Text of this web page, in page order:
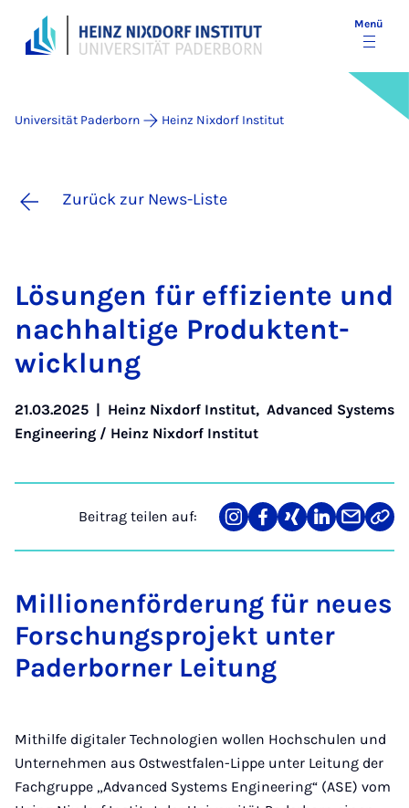
Menü
Universität Paderborn Heinz Nixdorf Institut
Zurück zur News-Liste
Lö­sun­gen für ef­fi­zi­en­te und
nach­hal­ti­ge Pro­dukt­ent­
wick­lung
21.03.2025 | Heinz Nixdorf Institut, Advanced Systems
Engineering / Heinz Nixdorf Institut
Beitrag teilen auf:
Teilen
auf
Teilen
auf
Teilen
auf
Teilen
auf
Teilen
über
Link
Millionenförderung für neues
Forschungsprojekt unter
Paderborner Leitung
Mithilfe digitaler Technologien wollen Hochschulen und
Unternehmen aus Ostwestfalen-Lippe unter Leitung der
Fachgruppe „Advanced Systems Engineering“ (ASE) vom